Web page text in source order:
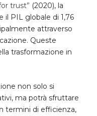
trust” (2020), la
PIL globale di 1,76
attraverso
Queste
trasformazione in
non solo si
ma potrà sfruttare
termini di efficienza,